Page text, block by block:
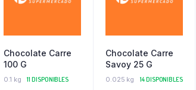
Chocolate Carre
100 G
0.1 kg 11 DISPONIBLES
Chocolate Carre
Savoy 25 G
0.025 kg 14 DISPONIBLES